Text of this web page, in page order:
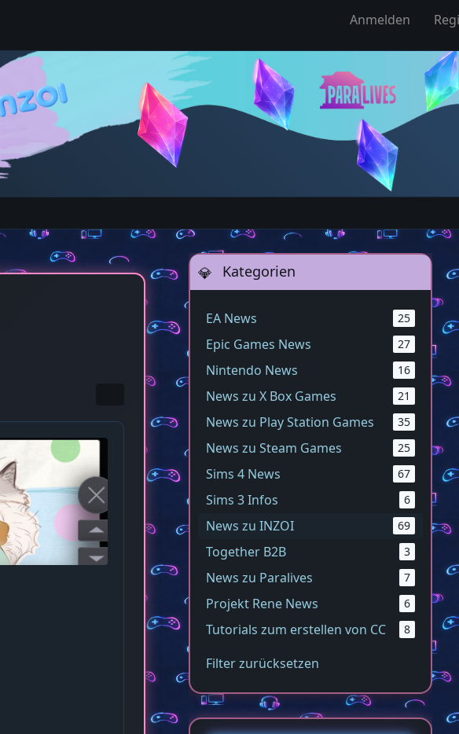
Anmelden
Kategorien
EA News 25
Epic Games News 27
Nintendo News 16
News zu X Box Games 21
News zu Play Station Games 35
News zu Steam Games 25
Sims 4 News 67
Sims 3 Infos 6
News zu INZOI 69
Together B2B 3
News zu Paralives 7
Projekt Rene News 6
Tutorials zum erstellen von CC 8
Filter zurücksetzen